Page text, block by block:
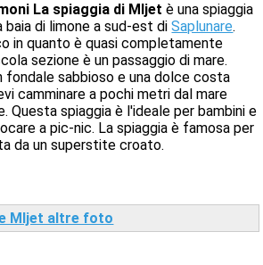
La spiaggia di Mljetè una spiaggia
baia di limone a sud-est diSaplunare.
in quanto è quasi completamente
sezione è un passaggio di mare.
fondale sabbioso e una dolce costa
camminare a pochi metri dal mare
Questa spiaggia è l'ideale per bambini e
a pic-nic. La spiaggia è famosa per
da un superstite croato.
Mljet altre foto